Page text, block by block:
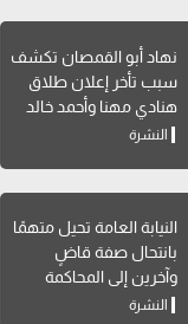
نهاد أبو القمصان تكشف
سبب تأخر إعلان طلاق
هنادي مهنا وأحمد خالد
صالح
النشرة
النيابة العامة تحيل متهمًا
بانتحال صفة قاضٍ
وآخرين إلى المحاكمة
النشرة